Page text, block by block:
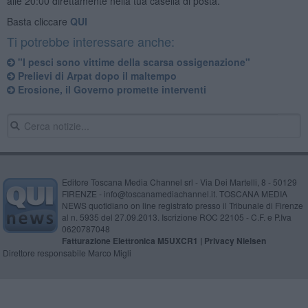
Basta cliccare QUI
Ti potrebbe interessare anche:
"I pesci sono vittime della scarsa ossigenazione"
Prelievi di Arpat dopo il maltempo
Erosione, il Governo promette interventi
Editore Toscana Media Channel srl - Via Dei Martelli, 8 - 50129
FIRENZE - info@toscanamediachannel.it. TOSCANA MEDIA
NEWS quotidiano on line registrato presso il Tribunale di Firenze
al n. 5935 del 27.09.2013. Iscrizione ROC 22105 - C.F. e P.Iva
0620787048
Fatturazione Elettronica M5UXCR1 | Privacy Nielsen
Direttore responsabile Marco Migli